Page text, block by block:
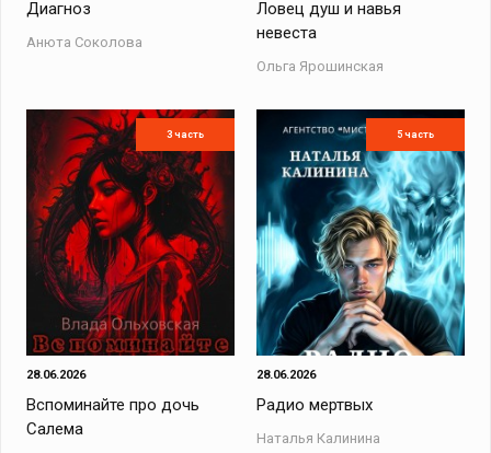
Диагноз
Анюта Соколова
Ловец душ и навья
невеста
Ольга Ярошинская
3 часть
28.06.2026
Вспоминайте про дочь
Салема
5 часть
28.06.2026
Радио мертвых
Наталья Калинина